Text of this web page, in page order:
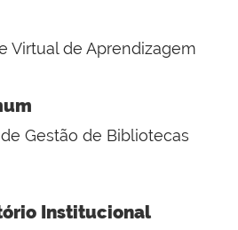
Virtual de Aprendizagem
Gestão de Bibliotecas
Institucional